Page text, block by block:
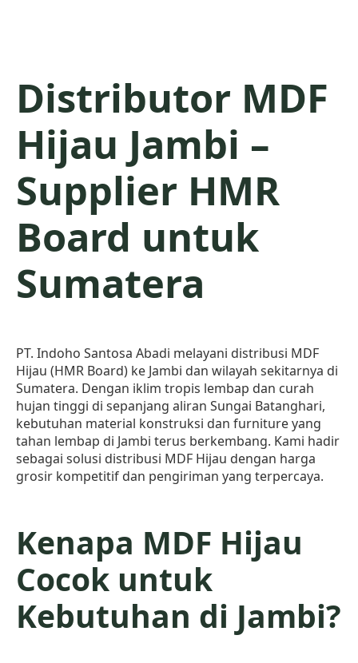
Distributor MDF
Hijau Jambi –
Supplier HMR
Board untuk
Sumatera
PT. Indoho Santosa Abadi melayani distribusi MDF
Hijau (HMR Board) ke Jambi dan wilayah sekitarnya di
Sumatera. Dengan iklim tropis lembap dan curah
hujan tinggi di sepanjang aliran Sungai Batanghari,
kebutuhan material konstruksi dan furniture yang
tahan lembap di Jambi terus berkembang. Kami hadir
sebagai solusi distribusi MDF Hijau dengan harga
grosir kompetitif dan pengiriman yang terpercaya.
Kenapa MDF Hijau
Cocok untuk
Kebutuhan di Jambi?